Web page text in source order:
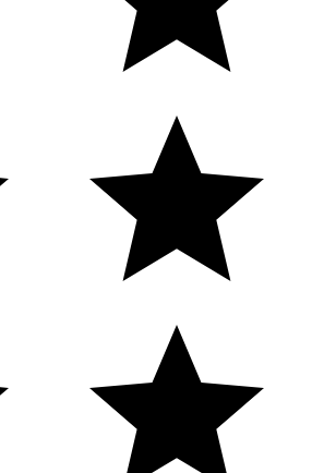
MINHA CONTA
Minha Conta
Pedidos
Cadastre-se
| Plataforma Add Suite -